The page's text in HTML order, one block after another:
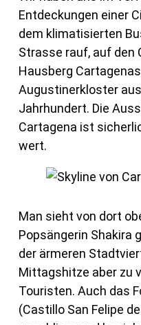
Entdeckungen einer
dem klimatisierten
Strasse rauf, auf den
Hausberg
Augustinerkloster
Jahrhundert. Die
Cartagena ist
wert.
Man sieht von dort
Popsängerin Shakira
der ärmeren
Mittagshitze aber zu
Touristen. Auch das
(Castillo San Felipe